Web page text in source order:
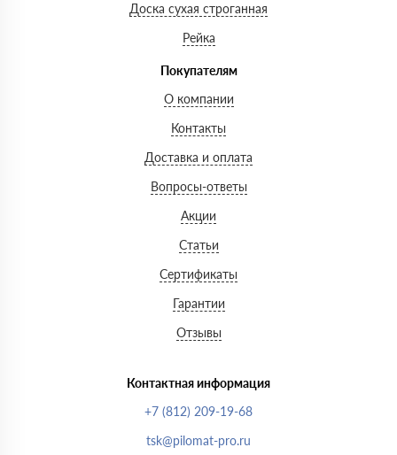
Доска сухая строганная
Рейка
Покупателям
О компании
Контакты
Доставка и оплата
Вопросы-ответы
Акции
Статьи
Сертификаты
Гарантии
Отзывы
Контактная информация
+7 (812) 209-19-68
tsk@pilomat-pro.ru